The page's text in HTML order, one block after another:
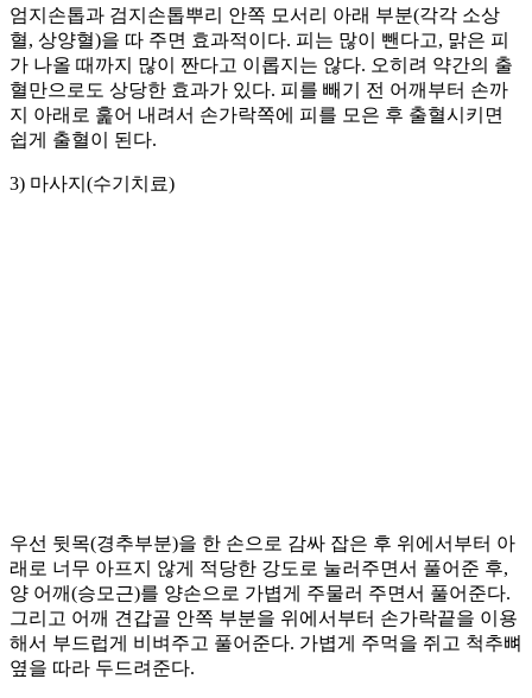
엄지손톱과 검지손톱뿌리 안쪽 모서리 아래 부분(각각 소상
혈, 상양혈)을 따 주면 효과적이다. 피는 많이 뺀다고, 맑은 피
가 나올 때까지 많이 짠다고 이롭지는 않다. 오히려 약간의 출
혈만으로도 상당한 효과가 있다. 피를 빼기 전 어깨부터 손까
지 아래로 훑어 내려서 손가락쪽에 피를 모은 후 출혈시키면
쉽게 출혈이 된다.
3) 마사지(수기치료)
우선 뒷목(경추부분)을 한 손으로 감싸 잡은 후 위에서부터 아
래로 너무 아프지 않게 적당한 강도로 눌러주면서 풀어준 후,
양 어깨(승모근)를 양손으로 가볍게 주물러 주면서 풀어준다.
그리고 어깨 견갑골 안쪽 부분을 위에서부터 손가락끝을 이용
해서 부드럽게 비벼주고 풀어준다. 가볍게 주먹을 쥐고 척추뼈
옆을 따라 두드려준다.